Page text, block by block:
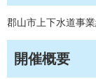
郡山市上下水道事
開催概要